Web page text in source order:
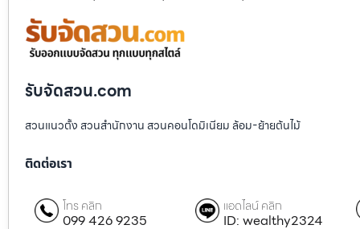
รับจัดสวน.com
สวนแนวตั้ง สวนสำนักงาน สวนคอนโดมิเนียม ล้อม-ย้ายต้นไม้
ติดต่อเรา
โทร คลิก
099 426 9235
แอดไลน์ คลิก
ID: wealthy2324